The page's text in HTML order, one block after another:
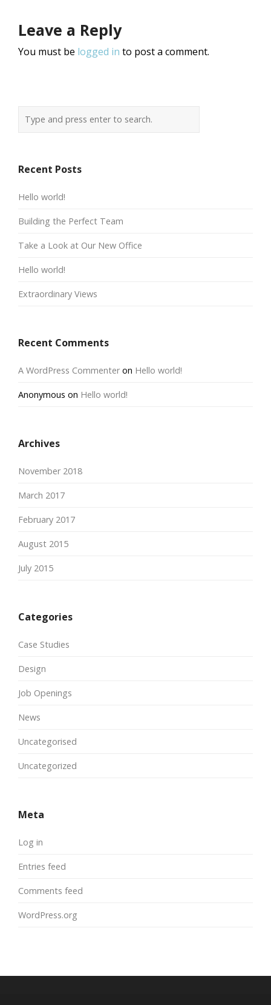
Leave a Reply
You must be logged in to post a comment.
Recent Posts
Hello world!
Building the Perfect Team
Take a Look at Our New Office
Hello world!
Extraordinary Views
Recent Comments
A WordPress Commenteron Hello world!
Anonymous on Hello world!
Archives
November 2018
March 2017
February 2017
August 2015
July 2015
Categories
Case Studies
Design
Job Openings
News
Uncategorised
Uncategorized
Meta
Log in
Entries feed
Comments feed
WordPress.org